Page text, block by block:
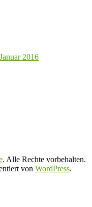
2016
. Alle Rechte vorbehalten.
von WordPress.